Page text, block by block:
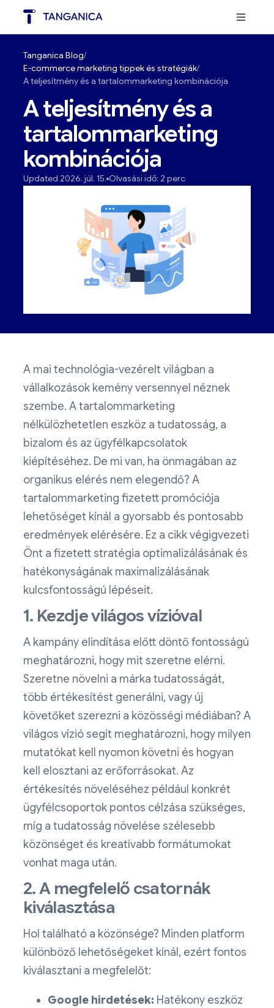
Tanganica Blog
E-commerce marketing tippek és stratégiák
A teljesítmény és a tartalommarketing kombinációja
A teljesítmény és a
tartalommarketing
kombinációja
Updated 2026. júl. 15. Olvasási idő: 2 perc
A mai technológia-vezérelt világban a
vállalkozások kemény versennyel néznek
szembe. A tartalommarketing
nélkülözhetetlen eszköz a tudatosság, a
bizalom és az ügyfélkapcsolatok
kiépítéséhez. De mi van, ha önmagában az
organikus elérés nem elegendő? A
tartalommarketing fizetett promóciója
lehetőséget kínál a gyorsabb és pontosabb
eredmények elérésére. Ez a cikk végigvezeti
Önt a fizetett stratégia optimalizálásának és
hatékonyságának maximalizálásának
kulcsfontosságú lépéseit.
1. Kezdje világos vízióval
A kampány elindítása előtt döntő fontosságú
meghatározni, hogy mit szeretne elérni.
Szeretne növelni a márka tudatosságát,
több értékesítést generálni, vagy új
követőket szerezni a közösségi médiában? A
világos vízió segít meghatározni, hogy milyen
mutatókat kell nyomon követni és hogyan
kell elosztani az erőforrásokat. Az
értékesítés növeléséhez például konkrét
ügyfélcsoportok pontos célzása szükséges,
míg a tudatosság növelése szélesebb
közönséget és kreatívabb formátumokat
vonhat maga után.
2. A megfelelő csatornák
kiválasztása
Hol található a közönsége? Minden platform
különböző lehetőségeket kínál, ezért fontos
kiválasztani a megfelelőt:
Google hirdetések: Hatékony eszköz